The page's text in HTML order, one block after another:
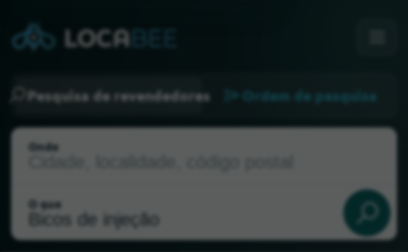
Pesquisa de revendedores Ordem de pesquisa
Onde
O que